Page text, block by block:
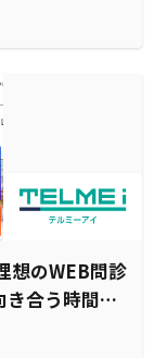
想のWEB問診
合う時間の